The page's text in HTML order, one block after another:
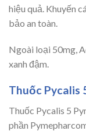
hiệu quả. Khuyến
bảo an toàn.
Ngoài loại 50mg,
xanh đậm.
Thuốc Pycalis
Thuốc Pycalis 5
phần